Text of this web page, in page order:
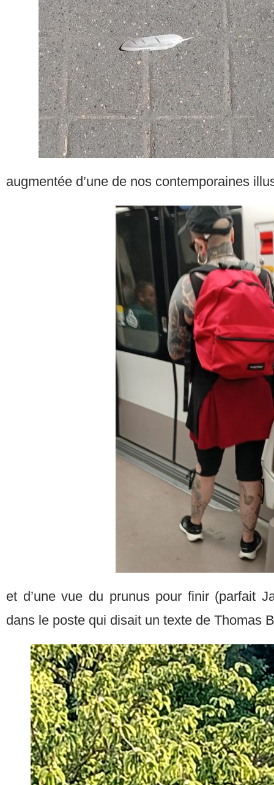
augmentée d’une de nos contemporaines
et d’une vue du prunus pour finir (parfait
dans le poste qui disait un texte de Thomas